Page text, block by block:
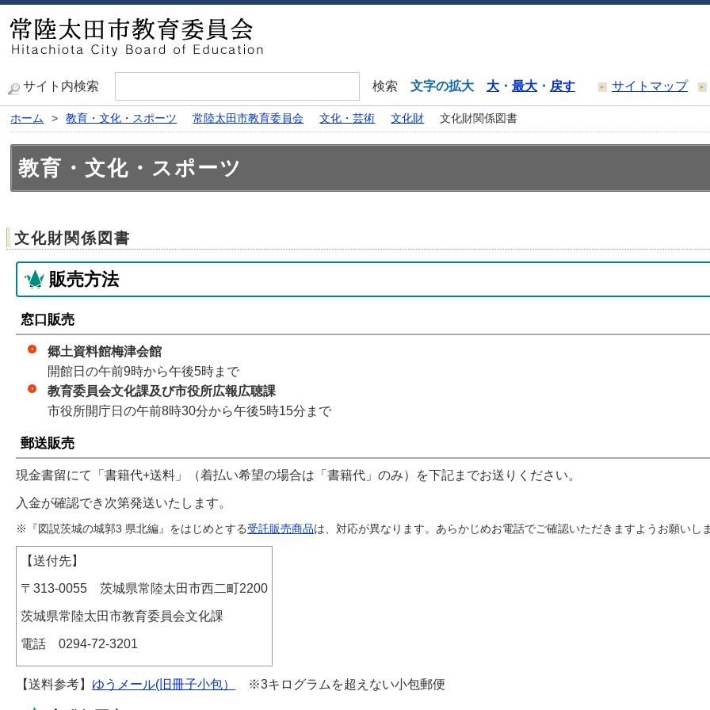
サイト内検索 文字の拡大 大 ・ 最大 ・ 戻す サイトマップ
ホーム > 教育・文化・スポーツ 常陸太田市教育委員会 文化・芸術 文化財 文化財関係図書
教育・文化・スポーツ
文化財関係図書
販売方法
窓口販売
郷土資料館梅津会館
開館日の午前9時から午後5時まで
教育委員会文化課及び市役所広報広聴課
市役所開庁日の午前8時30分から午後5時15分まで
郵送販売
現金書留にて「書籍代+送料」（着払い希望の場合は「書籍代」のみ）を下記までお送りください。
入金が確認でき次第発送いたします。
※『図説茨城の城郭3 県北編』をはじめとする受託販売商品は、対応が異なります。あらかじめお電話でご確認いただきますようお願いし
【送付先】
〒313-0055 茨城県常陸太田市西二町2200
茨城県常陸太田市教育委員会文化課
電話 0294-72-3201
【送料参考】 ゆうメール(旧冊子小包） ※3キログラムを超えない小包郵便